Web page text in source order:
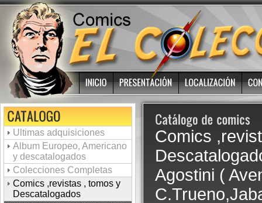
Ultimas adquisiciones
Album Europeo, Americano
y descatalogados
Colecciones Completas
Comics ,revistas , tomos y
Descatalogados
Comics
Agostini (